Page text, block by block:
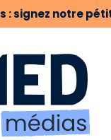
: signez notre